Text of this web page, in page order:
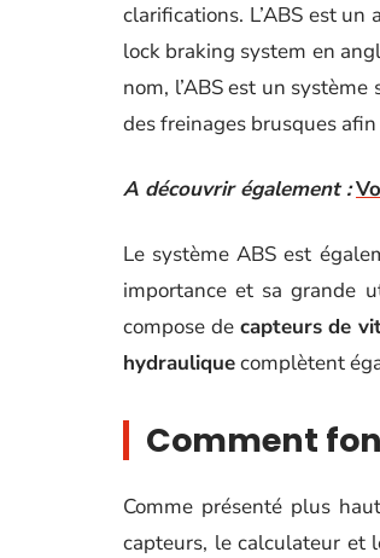
clarifications. L’ABS est
lock braking system en
nom, l’ABS est un
des freinages brusques
A découvrir également :
Le système ABS est
importance et sa grande
compose de capteurs de
hydrauliquecomplètent
Comment
Comme présenté plus
capteurs, le calculateur et